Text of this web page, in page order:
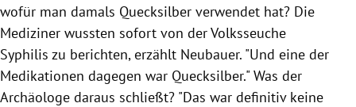
wofür man damals Quecksilber verwendet hat? Die
Mediziner wussten sofort von der Volksseuche
Syphilis zu berichten, erzählt Neubauer. "Und eine der
Medikationen dagegen war Quecksilber." Was der
Archäologe daraus schließt? "Das war definitiv keine